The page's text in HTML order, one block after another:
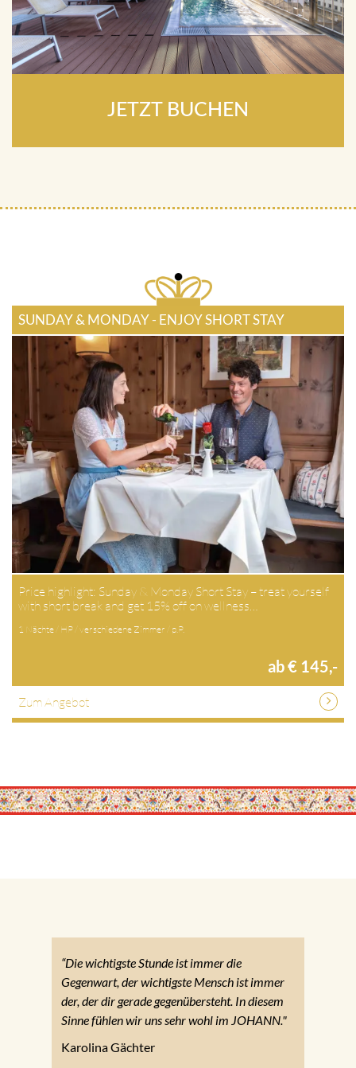
JETZT BUCHEN
SUNDAY & MONDAY - ENJOY SHORT STAY
Price highlight: Sunday & Monday Short Stay – treat yourself
with short break and get 15% off on wellness…
1 Nächte / HP / verschiedene Zimmer / p.P.
ab € 145,-
Zum Angebot
“Die wichtigste Stunde ist immer die
Gegenwart, der wichtigste Mensch ist immer
der, der dir gerade gegenübersteht. In diesem
Sinne fühlen wir uns sehr wohl im JOHANN."
Karolina Gächter